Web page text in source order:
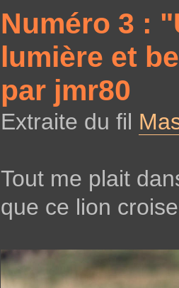
Numéro 3 :
lumière et
par jmr80
Extraite du fil
Tout me plait
que ce lion